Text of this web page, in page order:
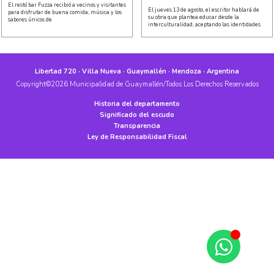
El restó bar Fuzza recibió a vecinos y visitantes
para disfrutar de buena comida, música y los
sabores únicos de
El jueves 13 de agosto, el escritor hablará de
su obra que plantea educar desde la
interculturalidad, aceptando las identidades
Libertad 720 · Villa Nueva · Guaymallén · Mendoza · Argentina
Copyright©2026 Municipalidad de Guaymallén/Todos Los Derechos Reservados
Historia del departamento
Significado del escudo
Transparencia
Ley de Responsabilidad Fiscal